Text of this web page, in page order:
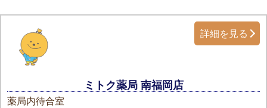
ミトク薬局 南福岡店
薬局内待合室
詳細を見る